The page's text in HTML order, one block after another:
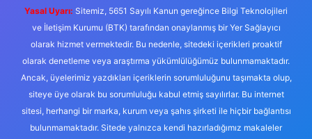
Yasal Uyarı: Sitemiz, 5651 Sayılı Kanun gereğince Bilgi Teknolojileri
ve İletişim Kurumu (BTK) tarafından onaylanmış bir Yer Sağlayıcı
olarak hizmet vermektedir. Bu nedenle, sitedeki içerikleri proaktif
olarak denetleme veya araştırma yükümlülüğümüz bulunmamaktadır.
Ancak, üyelerimiz yazdıkları içeriklerin sorumluluğunu taşımakta olup,
siteye üye olarak bu sorumluluğu kabul etmiş sayılırlar. Bu internet
sitesi, herhangi bir marka, kurum veya şahıs şirketi ile hiçbir bağlantısı
bulunmamaktadır. Sitede yalnızca kendi hazırladığımız makaleler